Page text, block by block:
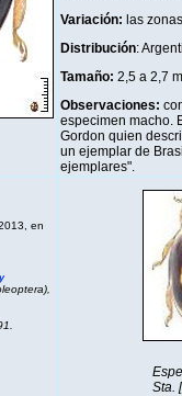
Variación: las
Distribución:
Tamaño: 2,5 a 2,7
Observaciones:
especimen macho.
Gordon quien
un ejemplar de
ejemplares".
en
Sta.